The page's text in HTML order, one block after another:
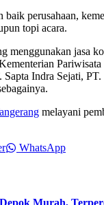
baik perusahaan,
topi acara.
menggunakan jasa
Indra Sejati,
melayani
WhatsApp
Murah,